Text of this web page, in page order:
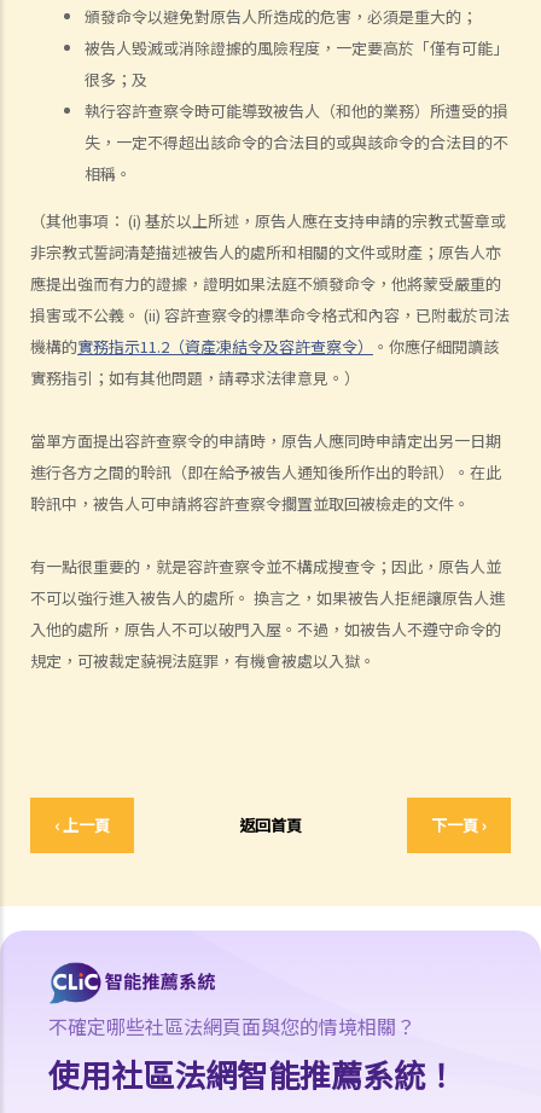
頒發命令以避免對原告人所造成的危害，必須是重大的；
被告人毁滅或消除證據的風險程度，一定要高於「僅有可能」
很多；及
執行容許查察令時可能導致被告人（和他的業務）所遭受的損
失，一定不得超出該命令的合法目的或與該命令的合法目的不
相稱。
（其他事項： (i) 基於以上所述，原告人應在支持申請的宗教式誓章或
非宗教式誓詞清楚描述被告人的處所和相關的文件或財產；原告人亦
應提出強而有力的證據，證明如果法庭不頒發命令，他將蒙受嚴重的
損害或不公義。 (ii) 容許查察令的標準命令格式和內容，已附載於司法
機構的實務指示11.2（資產凍結令及容許查察令）
。你應仔細閱讀該
實務指引；如有其他問題，請尋求法律意見。）
當單方面提出容許查察令的申請時，原告人應同時申請定出另一日期
進行各方之間的聆訊（即在給予被告人通知後所作出的聆訊）。在此
聆訊中，被告人可申請將容許查察令擱置並取回被檢走的文件。
有一點很重要的，就是容許查察令並不構成搜查令；因此，原告人並
不可以強行進入被告人的處所。 換言之，如果被告人拒絕讓原告人進
入他的處所，原告人不可以破門入屋。不過，如被告人不遵守命令的
規定，可被裁定藐視法庭罪，有機會被處以入獄。
‹ 上一頁 返回首頁 下一頁 ›
1. 法官會否考慮到無律師代表訴訟人在理解法庭程序方面處於不利地
位，而向他們提供法律意見？
2. 我可以請朋友代表我在法庭上發言嗎？
(writ of summons)還是以原訴傳票(originating summons)展開法律程
序？
9. 如何以傳訊令狀展開民事訴訟？
10. 如何以原訴傳票展開民事訴訟？
11. 我能否針對某人展開民事訴訟：(a) 即使該人沒有永久地址？(b) 即使
該人通常居於香港以外地區？(c) 即使該人失踨？(d) 即使該人名字不
12. 甚麼是狀書？ 原告人和被告人在狀書的階段需要送達哪些文件？
13. 草擬一份優秀的狀書的基本原則是甚麼？
14. 如果原告人由於預期被告人提議和解會作出還價而誇大其申索金
陳述書或原訴傳票上嗎？
如何就民事訴訟作出抗辯
5. 如被告人未有提交送達認收書或抗辯書，結果會怎樣？
6. 如被告人提交抗辯書（和反申索書），情況會怎樣？
如何就民事案件的審訊作準備
1. 甚麼是文件透露？
2. 甚麼是交換證人陳述書？
3. 有甚麼關於專家證人的事項需要注意？我應否傳召他們為我作證？
不確定哪些社區法網頁面與您的情境相關？
使用社區法網智能推薦系統！